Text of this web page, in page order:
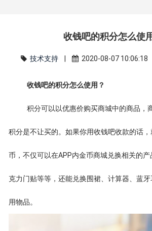
收钱吧的积分怎么使
技术支持 | 2020-08-07
收钱吧的积分怎么使用？
积分可以以优惠价购买商城中的商品，
积分是不让买的。如果你用收钱吧收款的话
币，不仅可以在APP内金币商城兑换相关的
克力门贴等等，还能兑换围裙、计算器、蓝
用物品。